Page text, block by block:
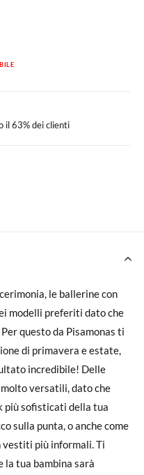
il 63% dei clienti
le ballerine con
modelli preferiti dato che
questo da Pisamonas ti
di primavera e estate,
incredibile! Delle
versatili, dato che
più sofisticati della tua
sulla punta, o anche come
vestiti più informali. Ti
la tua bambina sarà